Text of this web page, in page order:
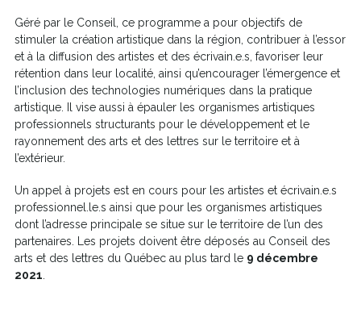
Géré par le Conseil, ce programme a pour objectifs de
stimuler la création artistique dans la région, contribuer à l’essor
et à la diffusion des artistes et des écrivain.e.s, favoriser leur
rétention dans leur localité, ainsi qu’encourager l’émergence et
l’inclusion des technologies numériques dans la pratique
artistique. Il vise aussi à épauler les organismes artistiques
professionnels structurants pour le développement et le
rayonnement des arts et des lettres sur le territoire et à
l’extérieur.
Un appel à projets est en cours pour les artistes et écrivain.e.s
professionnel.le.s ainsi que pour les organismes artistiques
dont l’adresse principale se situe sur le territoire de l’un des
partenaires. Les projets doivent être déposés au Conseil des
arts et des lettres du Québec au plus tard le 9 décembre
2021